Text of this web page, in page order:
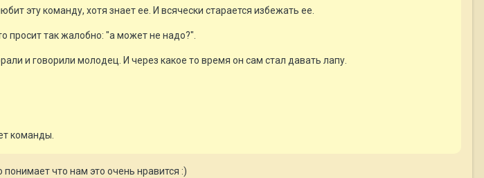
эту команду, хотя знает ее. И всячески старается избежать ее.
просит так жалобно: "а может не надо?".
и говорили молодец. И через какое то время он сам стал давать лапу.
команды.
что нам это очень нравится :)